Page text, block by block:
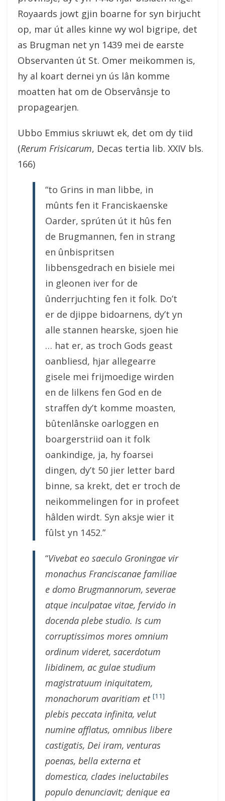
Royaards jowt gjin boarne for syn birjucht
op, mar út alles kinne wy wol bigripe, det
as Brugman net yn 1439 mei de earste
Observanten út St. Omer meikommen is,
hy al koart dernei yn ús lân komme
moatten hat om de Observânsje to
propagearjen.
Ubbo Emmius skriuwt ek, det om dy tiid
(Rerum Frisicarum, Decas tertia lib. XXIV bls.
166)
“to Grins in man libbe, in
mûnts fen it Franciskaenske
Oarder, sprúten út it hûs fen
de Brugmannen, fen in strang
en ûnbispritsen
libbensgedrach en bisiele mei
in gleonen iver for de
ûnderrjuchting fen it folk. Do’t
er de djippe bidoarnens, dy’t yn
alle stannen hearske, sjoen hie
… hat er, as troch Gods geast
oanbliesd, hjar allegearre
gisele mei frijmoedige wirden
en de lilkens fen God en de
straffen dy’t komme moasten,
bûtenlânske oarloggen en
boargerstriid oan it folk
oankindige, ja, hy foarsei
dingen, dy’t 50 jier letter bard
binne, sa krekt, det er troch de
neikommelingen for in profeet
hâlden wirdt. Syn aksje wier it
fûlst yn 1452.”
“Vivebat eo saeculo Groningae vir
monachus Franciscanae familiae
e domo Brugmannorum, severae
atque inculpatae vitae, fervido in
docenda plebe studio. Is cum
corruptissimos mores omnium
ordinum videret, sacerdotum
libidinem, ac gulae studium
magistratuum iniquitatem,
monachorum avaritiam et [11]
plebis peccata infinita, velut
numine afflatus, omnibus libere
castigatis, Dei iram, venturas
poenas, bella externa et
domestica, clades ineluctabiles
populo denunciavit; denique ea